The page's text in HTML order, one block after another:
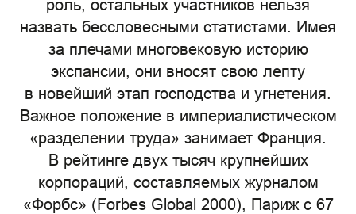
роль, остальных участников нельзя
назвать бессловесными статистами. Имея
за плечами многовековую историю
экспансии, они вносят свою лепту
в новейший этап господства и угнетения.
Важное положение в империалистическом
«разделении труда» занимает Франция.
В рейтинге двух тысяч крупнейших
корпораций, составляемых журналом
«Форбс» (Forbes Global 2000), Париж с 67